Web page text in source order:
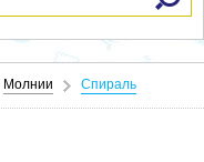
Молнии Спираль